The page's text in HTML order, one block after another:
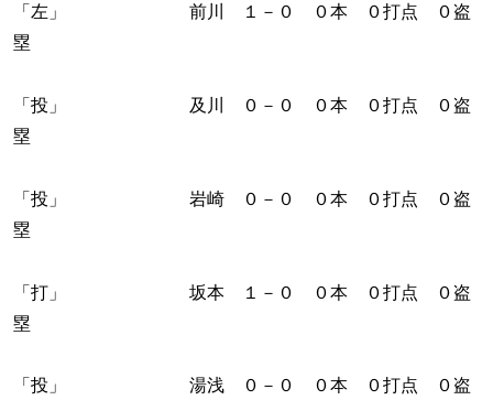
「左」 前川 １－０ ０本 ０打点 ０盗
塁
「投」 及川 ０－０ ０本 ０打点 ０盗
塁
「投」 岩崎 ０－０ ０本 ０打点 ０盗
塁
「打」 坂本 １－０ ０本 ０打点 ０盗
塁
「投」 湯浅 ０－０ ０本 ０打点 ０盗